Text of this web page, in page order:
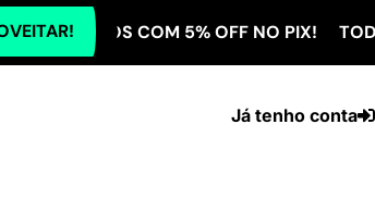
COM 5% OFF NO PIX! TODOS OS
Já tenho conta